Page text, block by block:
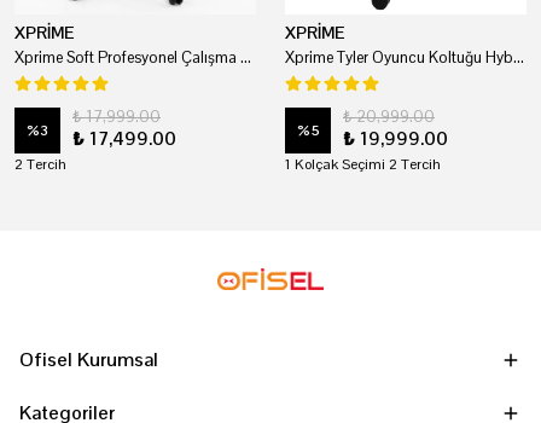
XPRİME
Xprime Soft Profesyonel Çalışma Ve Oyuncu Koltuğu
%3
₺ 17,999.00
₺ 17,499.00
2 Tercih
XPRİME
Xprime Tyler Oyuncu Koltuğu Hybrid Kumaş Kırmızı
%5
₺ 20,999.00
₺ 19,999.00
1 Kolçak Seçimi 2 Tercih
Ofisel Kurumsal
Kategoriler